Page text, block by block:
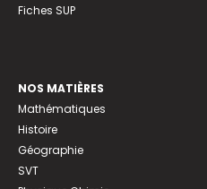
Fiches SUP
NOS MATIÈRES
Mathématiques
Histoire
Géographie
SVT